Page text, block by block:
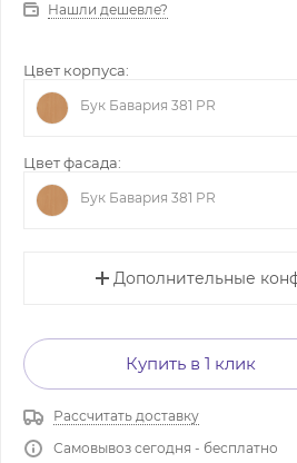
Нашли дешевле?
Цвет корпуса:
Бук Бавария 381 PR
Цвет фасада:
Бук Бавария 381 PR
Дополнительные
Купить в 1 клик
Рассчитать доставку
Самовывоз сегодня - бесплатно